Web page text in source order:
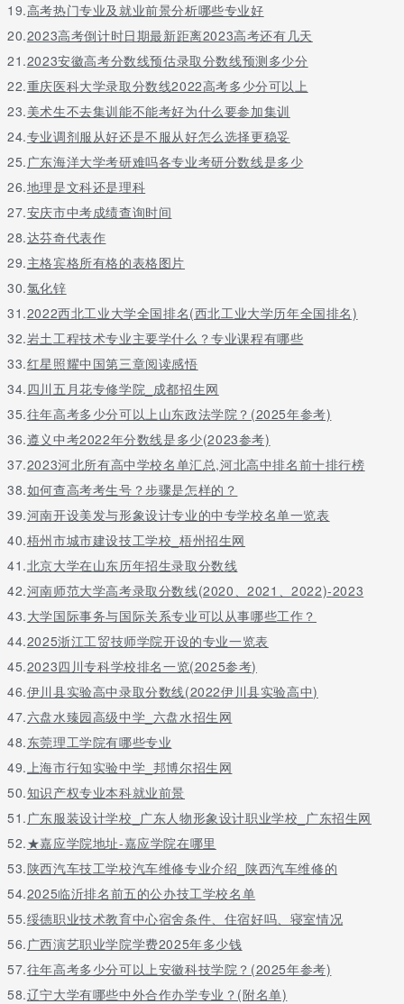
景点：雁南飞茶田度假村，为粤东第一家aaaa-旅游景区，是由广
东宝丽华集团公司于1995年1月投资开发的，占地总面积4.50平方
公里，1997年10月8日对外营业。度假村背靠阴那山省级风景名胜
区，是一个融茶叶生产、生态公益林改造、园林绿化、旅游观光、
度假于一体的生态农业示范基地和旅游度假村。围龙大酒店建筑工
艺精湛，2005年荣获建设部授予的“鲁班奖”。景区以茶文化为主
题，处处是群山环抱，百花繁盛，茶田叠嶂，四季如春的自然景
观。雁南飞神石是度假村的标志性建筑，上面刻有“雁南飞、茶中
情”六个大字，“雁南飞”这个富有诗意的名字寓意客家人对“北雁南
飞”的根本认同：“茶中情”表达了雁南飞经茶文化为内涵，与茶结
缘，与茶会友，与茶传情。
以上就是关于广东华文法商中等职业学校地址在哪里的介绍，更多
19.高考热门专业及就业前景分析哪些专业好
20.2023高考倒计时日期最新距离2023高考还有几天
21.2023安徽高考分数线预估录取分数线预测多少分
22.重庆医科大学录取分数线2022高考多少分可以上
23.美术生不去集训能不能考好为什么要参加集训
24.专业调剂服从好还是不服从好怎么选择更稳妥
25.广东海洋大学考研难吗各专业考研分数线是多少
26.地理是文科还是理科
27.安庆市中考成绩查询时间
28.达芬奇代表作
29.主格宾格所有格的表格图片
30.氯化锌
31.2022西北工业大学全国排名(西北工业大学历年全国排名)
32.岩土工程技术专业主要学什么？专业课程有哪些
33.红星照耀中国第三章阅读感悟
34.四川五月花专修学院_成都招生网
35.往年高考多少分可以上山东政法学院？(2025年参考)
36.遵义中考2022年分数线是多少(2023参考)
37.2023河北所有高中学校名单汇总,河北高中排名前十排行榜
38.如何查高考考生号？步骤是怎样的？
39.河南开设美发与形象设计专业的中专学校名单一览表
40.梧州市城市建设技工学校_梧州招生网
41.北京大学在山东历年招生录取分数线
42.河南师范大学高考录取分数线(2020、2021、2022)-2023
43.大学国际事务与国际关系专业可以从事哪些工作？
44.2025浙江工贸技师学院开设的专业一览表
45.2023四川专科学校排名一览(2025参考)
46.伊川县实验高中录取分数线(2022伊川县实验高中)
47.六盘水臻园高级中学_六盘水招生网
48.东莞理工学院有哪些专业
49.上海市行知实验中学_邦博尔招生网
50.知识产权专业本科就业前景
51.广东服装设计学校_广东人物形象设计职业学校_广东招生网
52.★嘉应学院地址-嘉应学院在哪里
53.陕西汽车技工学校汽车维修专业介绍_陕西汽车维修的
54.2025临沂排名前五的公办技工学校名单
55.绥德职业技术教育中心宿舍条件、住宿好吗、寝室情况
56.广西演艺职业学院学费2025年多少钱
57.往年高考多少分可以上安徽科技学院？(2025年参考)
58.辽宁大学有哪些中外合作办学专业？(附名单)